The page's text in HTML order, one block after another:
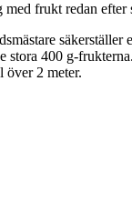
med frukt redan
säkerställer
stora 400 g-
över 2 meter.